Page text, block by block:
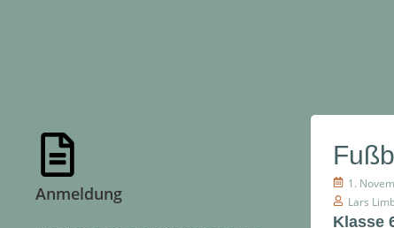
Anmeldung
1.
Lars
Klasse